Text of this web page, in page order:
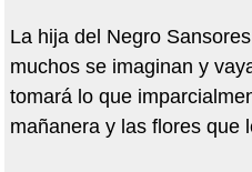
La hija del Negro
muchos se imaginan y
tomará lo que
mañanera y las flores que